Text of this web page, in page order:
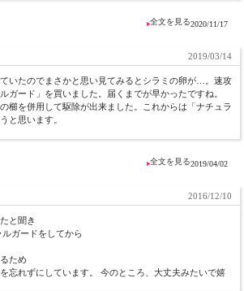
します。スプレーした後は、髪によくなじませて下さ
がありますので、水で洗い流してください。
夫です。大量に飲み込んだ場合は、すぐに医療機関にご
成分で作られております。そのため、製品の色や香り
ジが変更になる場合がございます。ご了承ください。
2020/11/17
2019/03/14
いたのでまさかと思い見てみるとシラミの卵が…。速攻
ガード」を買いました。届くまでが早かったですね。
櫛を併用して駆除が出来ました。これからは「ナチュラ
と思います。
2019/04/02
2016/12/10
と聞き
ガードをしてから
ため
忘れずにしています。 今のところ、大丈夫みたいで嬉